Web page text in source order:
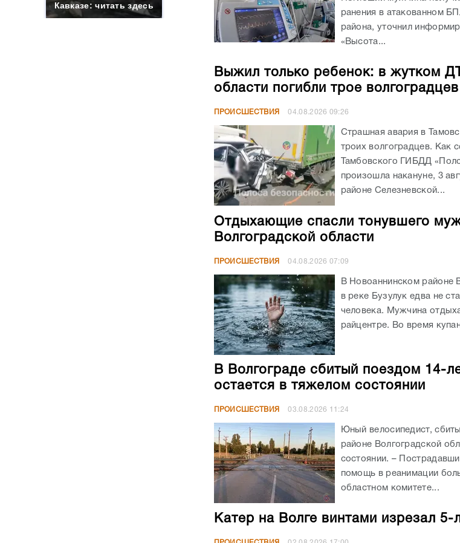
Кавказе: читать здесь
ранения в атакованном
района, уточнил
«Высота...
Выжил только ребенок: в жутком
области погибли трое волгоградцев
ПРОИСШЕСТВИЯ 04.08.2026 09:26
Страшная авария в
троих волгоградцев. Как
Тамбовского ГИБДД
произошла накануне, 3
районе Селезневской...
Отдыхающие спасли тонувшего
Волгоградской области
ПРОИСШЕСТВИЯ 04.08.2026 07:09
В Новоаннинском районе
в реке Бузулук едва не
человека. Мужчина
райцентре. Во время
В Волгограде сбитый поездом 14-
остается в тяжелом состоянии
ПРОИСШЕСТВИЯ 03.08.2026 11:24
Юный велосипедист,
районе Волгоградской
состоянии. –
помощь в реанимации
областном комитете...
Катер на Волге винтами изрезал 5-